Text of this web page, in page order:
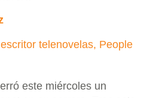
telenovelas, People
este miércoles un